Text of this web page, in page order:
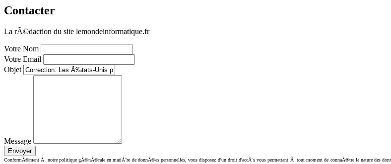
Contacter
La rÃ©daction du site lemondeinformatique.fr
Votre Nom
Votre Email
Objet
Message
ConformÃ©ment Ã notre politique gÃ©nÃ©rale en matiÃ¨re de donnÃ©es personnelles, vous disposez d'un droit d'accÃ¨s vous permettant Ã tout moment de connaÃ®tre la nature des